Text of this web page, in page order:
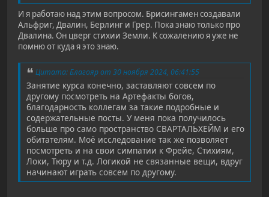
И я работаю над этим вопросом. Брисингамен создавали
Альфриг, Двалин, Берлинг и Грер. Пока знаю только про
Двалина. Он цверг стихии Земли. К сожалению я уже не
помню от куда я это знаю.
Цитата: Благояр от 30 ноября 2024, 06:41:55
Занятие курса конечно, заставляют совсем по
другому посмотреть на Артефакты богов,
благодарность коллегам за такие подробные и
содержательные посты. У меня пока получилось
больше про само пространство СВАРТАЛЬХЕЙМ и его
обитателям. Моё исследование так же позволяет
посмотреть и на свои симпатии к Фрейе, Стихиям,
Локи, Тюру и т.д. Логикой не связанные вещи, вдруг
начинают играть совсем по другому.